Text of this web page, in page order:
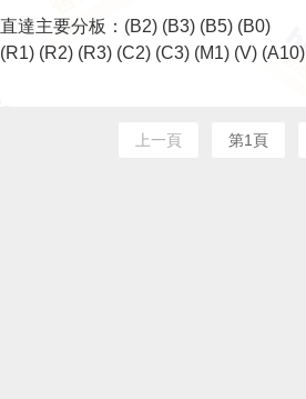
直達主要分板： (B2) (B3) (B5) (B0)
(R1) (R2) (R3) (C2) (C3) (M1) (V) (A10)
上一頁 第1頁